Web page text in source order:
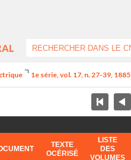
1e série, vol. 17, n. 27-39, 1885
TEXTE
OCÉRISÉ
LISTE
DES
VOLUMES